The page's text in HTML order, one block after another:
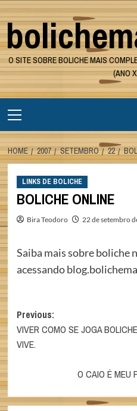
Skip
to
content
O SITE SOBRE BOLICHE MAIS
(ANO
Menu
HOME 2007 SETEMBRO 22
LINKS DE BOLICHE
BOLICHE ONLINE
Bira Teodoro 22 de setembro
Saiba mais sobre boliche
acessando
Post
navigation
Previous:
VIVER COMO SE JOGA
VIVE.
O CAIO É MEU